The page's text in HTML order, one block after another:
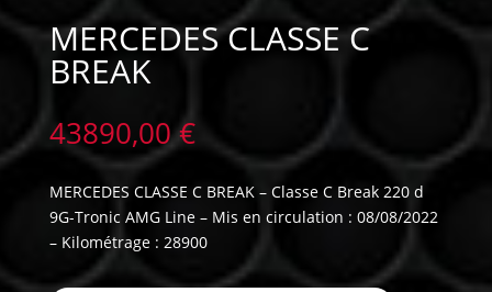
MERCEDES CLASSE C
BREAK
43890,00€
MERCEDES CLASSE C BREAK – Classe C Break 220 d
9G-Tronic AMG Line – Mis en circulation : 08/08/2022
– Kilométrage : 28900